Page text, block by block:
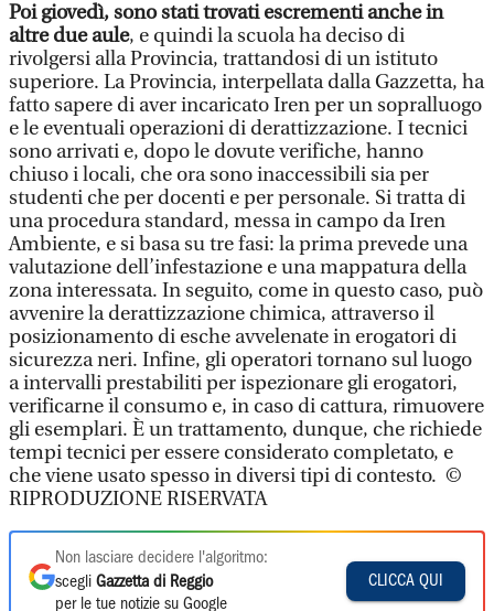
Poi giovedì, sono stati trovati escrementi anche in
altre due aule, e quindi la scuola ha deciso di
rivolgersi alla Provincia, trattandosi di un istituto
superiore. La Provincia, interpellata dalla Gazzetta, ha
fatto sapere di aver incaricato Iren per un sopralluogo
e le eventuali operazioni di derattizzazione. I tecnici
sono arrivati e, dopo le dovute verifiche, hanno
chiuso i locali, che ora sono inaccessibili sia per
studenti che per docenti e per personale. Si tratta di
una procedura standard, messa in campo da Iren
Ambiente, e si basa su tre fasi: la prima prevede una
valutazione dell’infestazione e una mappatura della
zona interessata. In seguito, come in questo caso, può
avvenire la derattizzazione chimica, attraverso il
posizionamento di esche avvelenate in erogatori di
sicurezza neri. Infine, gli operatori tornano sul luogo
a intervalli prestabiliti per ispezionare gli erogatori,
verificarne il consumo e, in caso di cattura, rimuovere
gli esemplari. È un trattamento, dunque, che richiede
tempi tecnici per essere considerato completato, e
che viene usato spesso in diversi tipi di contesto. ©
RIPRODUZIONE RISERVATA
Non lasciare decidere l'algoritmo:
scegli Gazzetta di Reggio
per le tue notizie su Google
CLICCA QUI